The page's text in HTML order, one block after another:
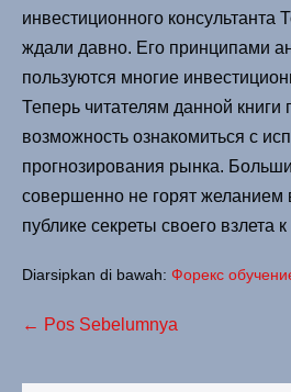
инвестиционного консультанта
ждали давно. Его принципами
пользуются многие
Теперь читателям данной книги
возможность ознакомиться с
прогнозирования рынка.
совершенно не горят желанием
публике секреты своего взлета к
Diarsipkan di bawah: Форекс
← Pos Sebelumnya